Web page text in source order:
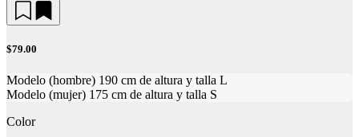
$79.00
Modelo (hombre) 190 cm de altura y talla L
Modelo (mujer) 175 cm de altura y talla S
Color